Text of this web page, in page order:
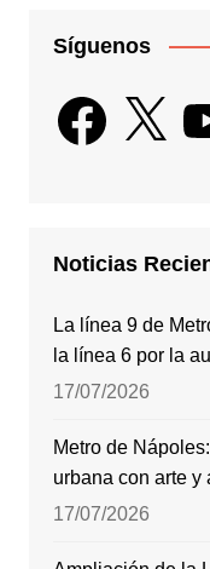
Síguenos
Facebook
X
Noticias
La línea 9 de
la línea 6 por la
17/07/2026
Metro de
urbana con arte y
17/07/2026